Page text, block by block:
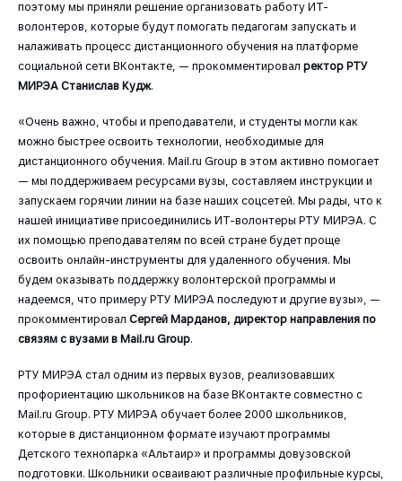
поэтому мы приняли решение организовать работу ИТ-
волонтеров, которые будут помогать педагогам запускать и
налаживать процесс дистанционного обучения на платформе
социальной сети ВКонтакте, — прокомментировал ректор РТУ
МИРЭА Станислав Кудж.
«Очень важно, чтобы и преподаватели, и студенты могли как
можно быстрее освоить технологии, необходимые для
дистанционного обучения. Mail.ru Group в этом активно помогает
— мы поддерживаем ресурсами вузы, составляем инструкции и
запускаем горячии линии на базе наших соцсетей. Мы рады, что к
нашей инициативе присоединились ИТ-волонтеры РТУ МИРЭА. С
их помощью преподавателям по всей стране будет проще
освоить онлайн-инструменты для удаленного обучения. Мы
будем оказывать поддержку волонтерской программы и
надеемся, что примеру РТУ МИРЭА последуют и другие вузы», —
прокомментировал Сергей Марданов, директор направления по
связям с вузами в Mail.ru Group.
РТУ МИРЭА стал одним из первых вузов, реализовавших
профориентацию школьников на базе ВКонтакте совместно с
Mail.ru Group. РТУ МИРЭА обучает более 2000 школьников,
которые в дистанционном формате изучают программы
Детского технопарка «Альтаир» и программы довузовской
подготовки. Школьники осваивают различные профильные курсы,